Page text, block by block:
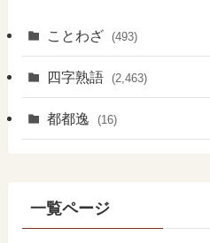
ことわざ (493)
四字熟語 (2,463)
都都逸 (16)
一覧ページ